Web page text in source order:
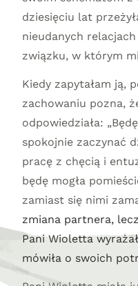
dziesięciu lat
nieudanych
związku, w którym
Kiedy zapytałam ją,
zachowaniu pozna,
odpowiedziała:
spokojnie zaczynać
pracę z chęcią i
będę mogła
zamiast się nimi
zmiana partnera,
Pani Wioletta
mówiła o swoich